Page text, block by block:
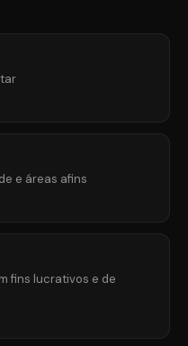
e áreas afins
fins lucrativos e de